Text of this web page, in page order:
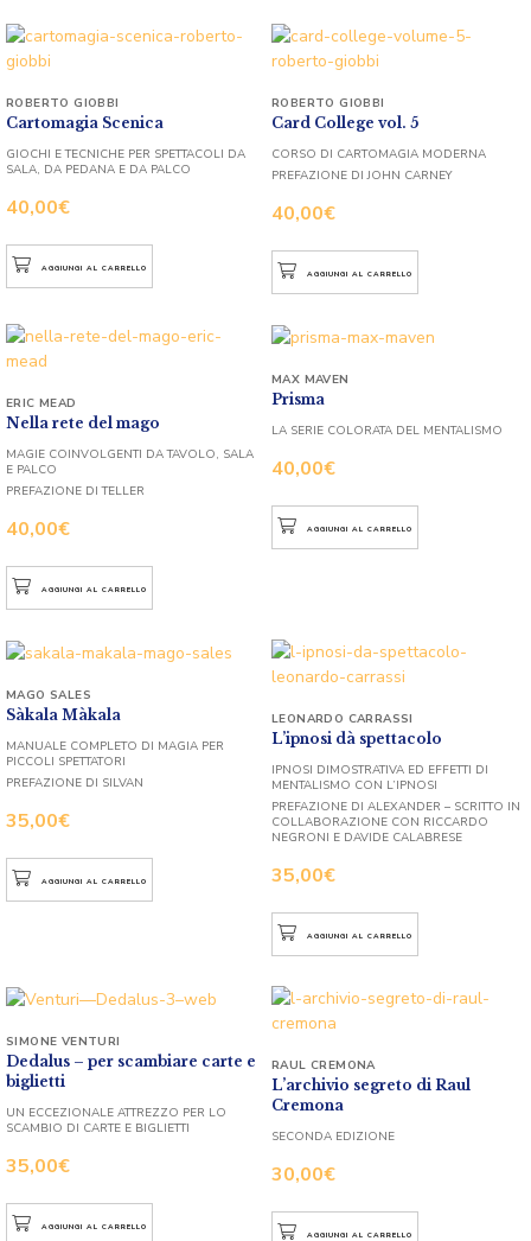
Cartomagia Scenica
40,00€
ROBERTO GIOBBI
GIOCHI E TECNICHE PER SPETTACOLI DA
SALA, DA PEDANA E DA PALCO
AGGIUNGI AL CARRELLO
Card College vol. 5
40,00€
ROBERTO GIOBBI
CORSO DI CARTOMAGIA MODERNA
PREFAZIONE DI JOHN CARNEY
AGGIUNGI AL CARRELLO
Nella rete del mago
40,00€
ERIC MEAD
MAGIE COINVOLGENTI DA TAVOLO, SALA
E PALCO
PREFAZIONE DI TELLER
AGGIUNGI AL CARRELLO
Prisma
40,00€
MAX MAVEN
LA SERIE COLORATA DEL MENTALISMO
AGGIUNGI AL CARRELLO
Sàkala Màkala
35,00€
MAGO SALES
MANUALE COMPLETO DI MAGIA PER
PICCOLI SPETTATORI
PREFAZIONE DI SILVAN
AGGIUNGI AL CARRELLO
L’ipnosi dà spettacolo
35,00€
LEONARDO CARRASSI
IPNOSI DIMOSTRATIVA ED EFFETTI DI
MENTALISMO CON L’IPNOSI
PREFAZIONE DI ALEXANDER – SCRITTO IN
COLLABORAZIONE CON RICCARDO
NEGRONI E DAVIDE CALABRESE
AGGIUNGI AL CARRELLO
Dedalus – per scambiare carte e
biglietti
35,00€
SIMONE VENTURI
UN ECCEZIONALE ATTREZZO PER LO
SCAMBIO DI CARTE E BIGLIETTI
AGGIUNGI AL CARRELLO
L’archivio segreto di Raul
Cremona
30,00€
RAUL CREMONA
SECONDA EDIZIONE
AGGIUNGI AL CARRELLO